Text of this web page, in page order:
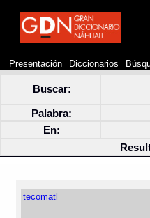
Presentación Diccionarios
Buscar:
Palabra:
En:
tecomatl